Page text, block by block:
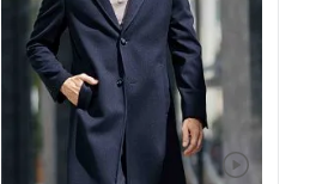
Размер одежды
92
Рост
176